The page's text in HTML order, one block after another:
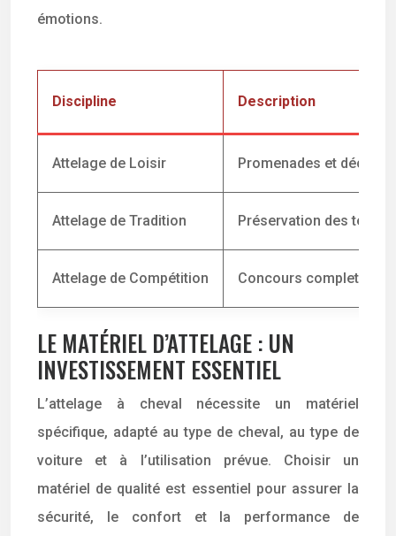
émotions.
Discipline Description
Attelage de Loisir Promenades et
Attelage de Tradition Préservation des
Attelage de Compétition Concours complet
LE MATÉRIEL D’ATTELAGE : UN
INVESTISSEMENT ESSENTIEL
L’attelage à cheval nécessite un matériel
spécifique, adapté au type de cheval, au type de
voiture et à l’utilisation prévue. Choisir un
matériel de qualité est essentiel pour assurer la
sécurité, le confort et la performance de